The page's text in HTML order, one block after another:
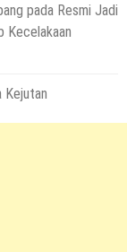
pada Resmi Jadi
Kecelakaan
Kejutan